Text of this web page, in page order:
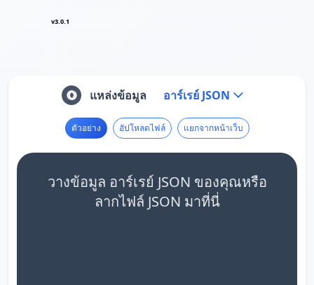
v3.0.1
แหล่งข้อมูล อาร์เรย์ JSON
ตัวอย่าง อัปโหลดไฟล์ แยกจากหน้าเว็บ
วางข้อมูล อาร์เรย์ JSON ของคุณหรือ
ลากไฟล์ JSON มาที่นี่